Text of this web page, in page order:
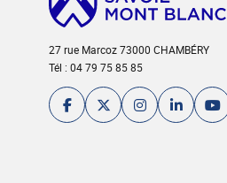
27 rue Marcoz 73000 CHAMBÉRY
Tél : 04 79 75 85 85